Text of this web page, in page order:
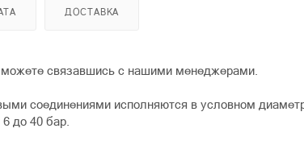
ДОСТАВКА
связавшись с нашими менеджерами.
соединениями исполняются в условном
до 40 бар.